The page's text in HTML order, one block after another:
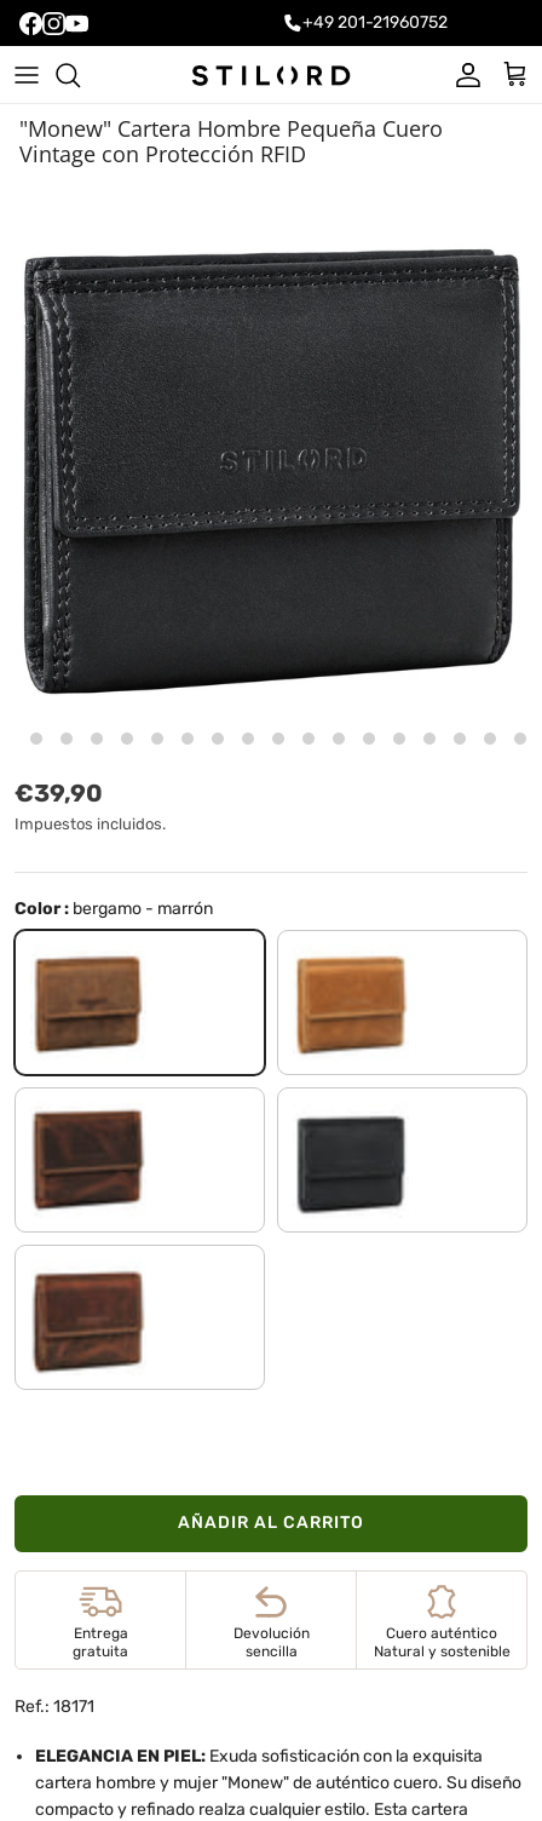
+49 201-21960752
Cuenta
"Monew" Cartera Hombre Pequeña Cuero
Vintage con Protección RFID
Precio normal
€39,90
Impuestos incluidos.
Color : bergamo - marrón
bergamo - marrón perugia - marrón
luino - marrón
salerno - marrón
AÑADIR AL CARRITO
Entrega
gratuita
Devolución
sencilla
Cuero auténtico
Natural y sostenible
Ref.: 18171
ELEGANCIA EN PIEL: Exuda sofisticación con la exquisita
cartera hombre y mujer "Monew" de auténtico cuero. Su diseño
compacto y refinado realza cualquier estilo. Esta cartera